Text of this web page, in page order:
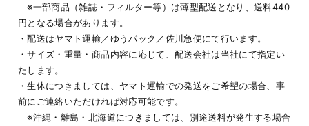
※一部商品（雑誌・フィルター等）は薄型配送となり、送料440
円となる場合があります。
・配送はヤマト運輸／ゆうパック／佐川急便にて行います。
・サイズ・重量・商品内容に応じて、配送会社は当社にて指定い
たします。
・生体につきましては、ヤマト運輸での発送をご希望の場合、事
前にご連絡いただければ対応可能です。
※沖縄・離島・北海道につきましては、別途送料が発生する場合